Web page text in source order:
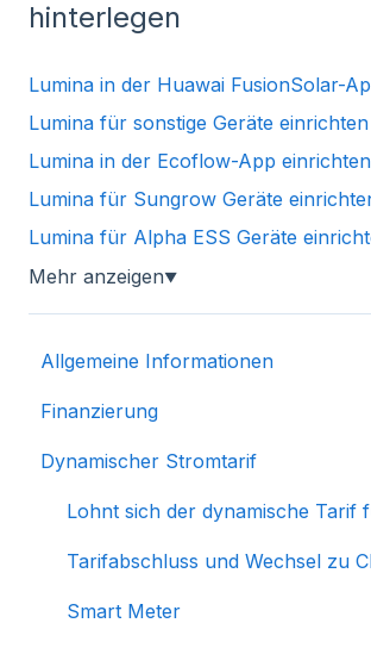
hinterlegen
Lumina in der Huawai FusionSolar-
Lumina für sonstige Geräte einrichten
Lumina in der Ecoflow-App einrichten
Lumina für Sungrow Geräte
Lumina für Alpha ESS Geräte
Mehr anzeigen▼
Allgemeine Informationen
Was macht Cloover und wie
Finanzierung
Antrag & Unterlagen
Bonitätsprüfung & Genehmigung
Finanzierungsarten & Vergleich
Voraussetzungen
Dynamischer Stromtarif
Lohnt sich der dynamische Tarif
Tarifabschluss und Wechsel zu
Smart Meter